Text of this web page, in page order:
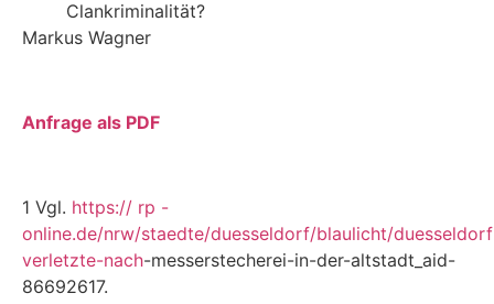
Clankriminalität?
Markus Wagner
Anfrage als PDF
1 Vgl. https:// rp -
online.de/nrw/staedte/duesseldorf/blaulicht/
verletzte-nach-messerstecherei-in-der-altstadt_aid-
86692617.